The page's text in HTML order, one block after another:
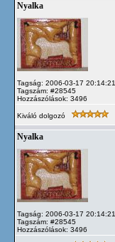
Nyalka
Tagság: 2006-03-17 20:14:21
Tagszám: #28545
Hozzászólások: 3496
Kiváló dolgozó
Nyalka
Tagság: 2006-03-17 20:14:21
Tagszám: #28545
Hozzászólások: 3496